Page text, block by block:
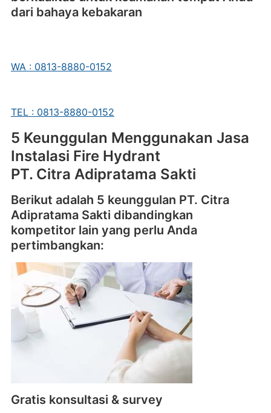
dari bahaya kebakaran
WA : 0813-8880-0152
TEL : 0813-8880-0152
5 Keunggulan Menggunakan Jasa
Instalasi Fire Hydrant
PT. Citra Adipratama Sakti
Berikut adalah 5 keunggulan PT. Citra
Adipratama Sakti dibandingkan
kompetitor lain yang perlu Anda
pertimbangkan:
Gratis konsultasi & survey